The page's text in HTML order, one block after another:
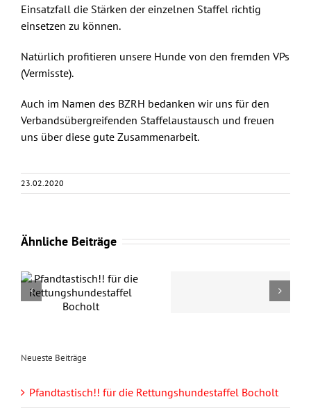
Einsatzfall die Stärken der einzelnen Staffel richtig
einsetzen zu können.
Natürlich profitieren unsere Hunde von den fremden VPs
(Vermisste).
Auch im Namen des BZRH bedanken wir uns für den
Verbandsübergreifenden Staffelaustausch und freuen
uns über diese gute Zusammenarbeit.
23.02.2020
Ähnliche Beiträge
für die
Rettungshundestaffel
Neueste Beiträge
Pfandtastisch!! für die Rettungshundestaffel Bocholt